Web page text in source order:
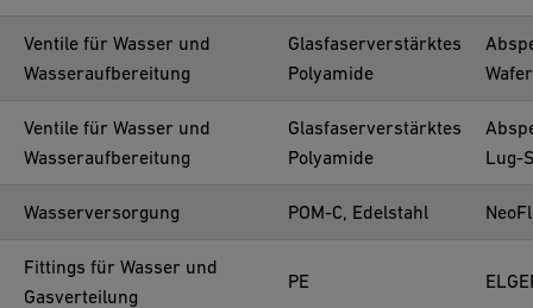
Ventile für Wasser und
Wasseraufbereitung
Glasfaserverstärktes
Polyamide
Ventile für Wasser und
Wasseraufbereitung
Glasfaserverstärktes
Polyamide
Lug-
Wasserversorgung POM-C, Edelstahl
Fittings für Wasser und
Gasverteilung
PE